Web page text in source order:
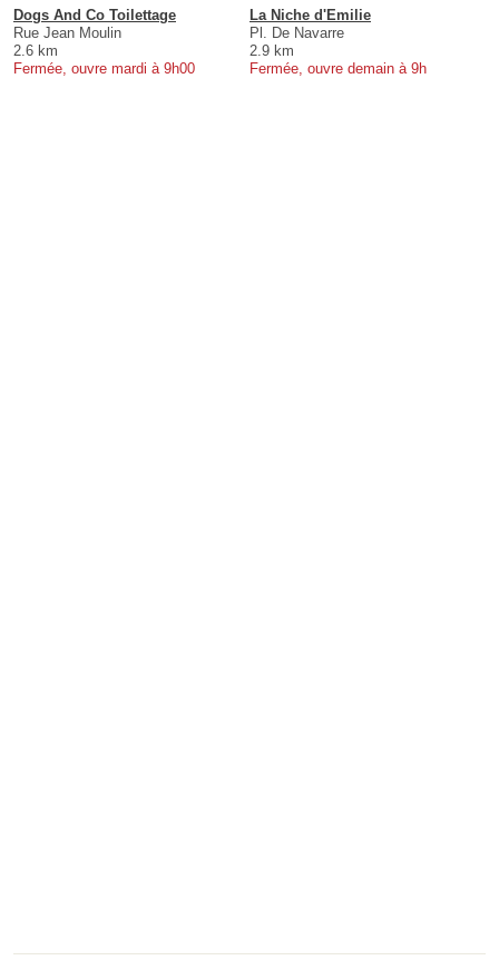
Dogs And Co Toilettage
Rue Jean Moulin
2.6 km
Fermée, ouvre mardi à 9h00
La Niche d'Emilie
Pl. De Navarre
2.9 km
Fermée, ouvre demain à 9h